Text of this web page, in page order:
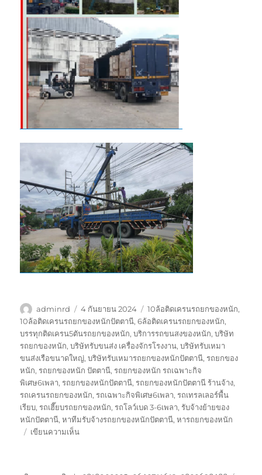
ผู้
เขียน
adminrd
เขียน
เมื่อ
4 กันยายน 2024
ป้าย
กำกับ
10ล้อติดเครนรถยกของหนัก,
10ล้อติดเครนรถยกของหนักปัตตานี,6ล้อติดเครนรถยกของหนัก,
บรรทุกติดเครน5ตันรถยกของหนัก,บริการรถขนสงของหนัก,บริษัท
รถยกของหนัก,บริษัทรับขนส่ง เครื่องจักรโรงงาน,บริษัทรับเหมา
ขนส่งเรือขนาดใหญ่,บริษัทรับเหมารถยกของหนักปัตตานี,รถยกของ
หนัก,รถยกของหนัก ปัตตานี,รถยกของหนัก รถเฉพาะกิจ
พิเศษ6เพลา,รถยกของหนักปัตตานี,รถยกของหนักปัตตานี ร้านจ้าง,
รถเครนรถยกของหนัก,รถเฉพาะกิจพิเศษ6เพลา,รถเทรลเลอร์พื้น
เรียบ,รถเฮี๊ยบรถยกของหนัก,รถโลว์เบด 3-6เพลา,รับจ้างย้ายของ
หนักปัตตานี,หาทีมรับจ้างรถยกของหนักปัตตานี,หารถยกของหนัก
เขียนความเห็นบน